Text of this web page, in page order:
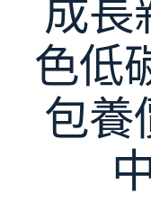
成長
色低
包養